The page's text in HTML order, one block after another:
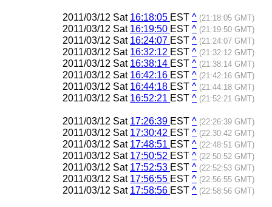
2011/03/12 Sat 16:18:05 EST ^ (21:18:05 GMT)
2011/03/12 Sat 16:19:50 EST ^ (21:19:50 GMT)
2011/03/12 Sat 16:24:07 EST ^ (21:24:07 GMT)
2011/03/12 Sat 16:32:12 EST ^ (21:32:12 GMT)
2011/03/12 Sat 16:38:14 EST ^ (21:38:14 GMT)
2011/03/12 Sat 16:42:16 EST ^ (21:42:16 GMT)
2011/03/12 Sat 16:44:18 EST ^ (21:44:18 GMT)
2011/03/12 Sat 16:52:21 EST ^ (21:52:21 GMT)
2011/03/12 Sat 17:26:39 EST ^ (22:26:39 GMT)
2011/03/12 Sat 17:30:42 EST ^ (22:30:42 GMT)
2011/03/12 Sat 17:48:51 EST ^ (22:48:51 GMT)
2011/03/12 Sat 17:50:52 EST ^ (22:50:52 GMT)
2011/03/12 Sat 17:52:53 EST ^ (22:52:53 GMT)
2011/03/12 Sat 17:56:55 EST ^ (22:56:55 GMT)
2011/03/12 Sat 17:58:56 EST ^ (22:58:56 GMT)